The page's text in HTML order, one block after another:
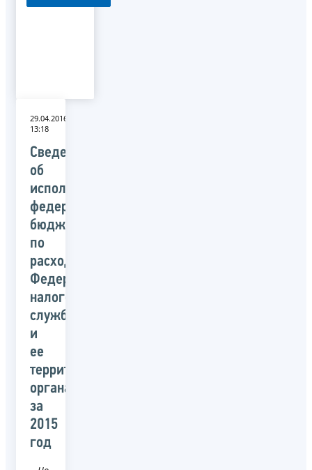
29.04.2016
13:18
Сведения
об
исполнении
федерального
бюджета
по
расходам
Федеральной
налоговой
службой
и
ее
территориальными
органами
за
2015
год